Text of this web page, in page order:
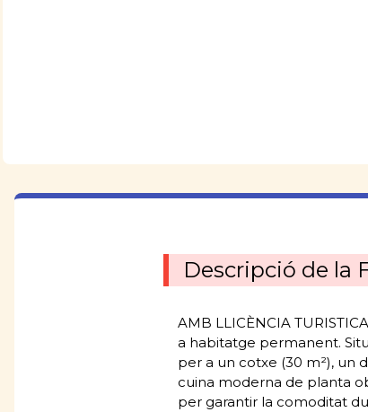
Descripció de la
AMB LLICÈNCIA
a habitatge permanent.
per a un cotxe (30 m²), un
cuina moderna de planta
per garantir la comoditat